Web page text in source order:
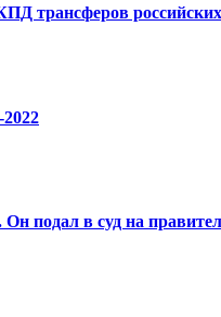
трансферов
подал в суд на